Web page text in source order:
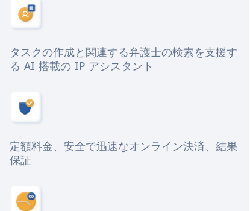
タスクの作成と関連する弁護士の検索を支援す
る AI 搭載の IP アシスタント
定額料金、安全で迅速なオンライン決済、結果
保証